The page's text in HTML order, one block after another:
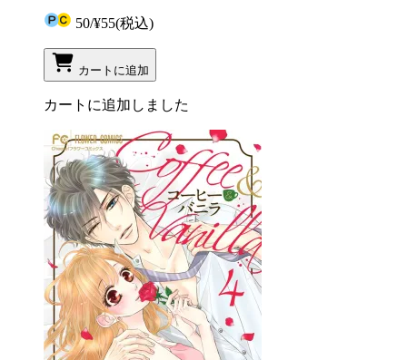
50/¥55(税込)
カートに追加
カートに追加しました